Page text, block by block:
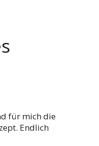
für mich die
Endlich